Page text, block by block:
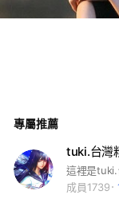
專屬推薦
tuki.台灣
成員1739